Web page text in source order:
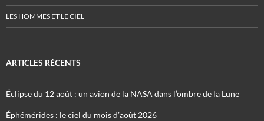
LES HOMMES ET LE CIEL
ARTICLES RÉCENTS
Éclipse du 12 août : un avion de la NASA dans l’ombre de la Lune
Éphémérides : le ciel du mois d’août 2026